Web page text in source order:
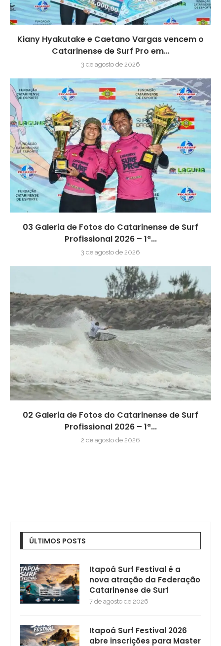
Kiany Hyakutake e Caetano Vargas vencem o
Catarinense de Surf Pro em...
3 de agosto de 2026
03 Galeria de Fotos do Catarinense de Surf
Profissional 2026 – 1ª...
3 de agosto de 2026
02 Galeria de Fotos do Catarinense de Surf
Profissional 2026 – 1ª...
2 de agosto de 2026
ÚLTIMOS POSTS
Itapoá Surf Festival é a
nova atração da Federação
Catarinense de Surf
7 de agosto de 2026
Itapoá Surf Festival 2026
abre inscrições para Master